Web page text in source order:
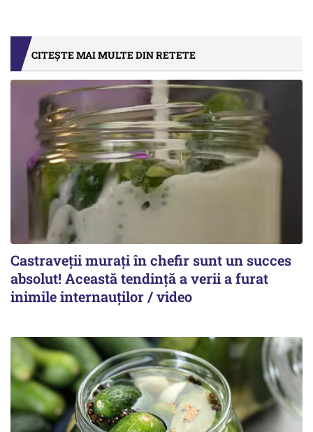
CITEȘTE MAI MULTE DIN RETETE
Castraveții murați în chefir sunt un succes
absolut! Această tendință a verii a furat
inimile internauților / video